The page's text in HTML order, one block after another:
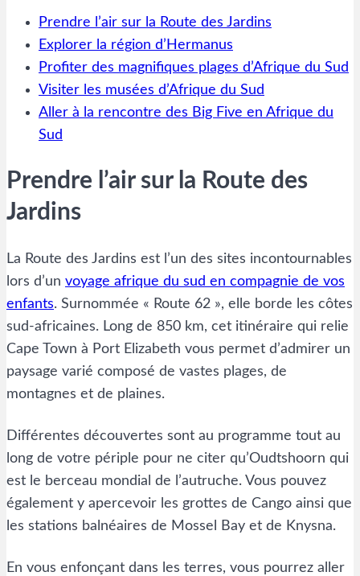
Prendre l’air sur la Route des Jardins
Explorer la région d’Hermanus
Profiter des magnifiques plages d’Afrique du Sud
Visiter les musées d’Afrique du Sud
Aller à la rencontre des Big Five en Afrique du
Sud
Prendre l’air sur la Route des
Jardins
La Route des Jardins est l’un des sites incontournables
lors d’un voyage afrique du sud en compagnie de vos
enfants. Surnommée « Route 62 », elle borde les côtes
sud-africaines. Long de 850 km, cet itinéraire qui relie
Cape Town à Port Elizabeth vous permet d’admirer un
paysage varié composé de vastes plages, de
montagnes et de plaines.
Différentes découvertes sont au programme tout au
long de votre périple pour ne citer qu’Oudtshoorn qui
est le berceau mondial de l’autruche. Vous pouvez
également y apercevoir les grottes de Cango ainsi que
les stations balnéaires de Mossel Bay et de Knysna.
En vous enfonçant dans les terres, vous pourrez aller